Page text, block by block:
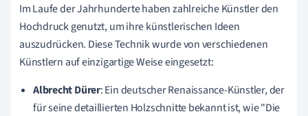
Im Laufe der Jahrhunderte haben zahlreiche Künstler den
Hochdruck genutzt, um ihre künstlerischen Ideen
auszudrücken. Diese Technik wurde von verschiedenen
Künstlern auf einzigartige Weise eingesetzt:
Albrecht Dürer: Ein deutscher Renaissance-Künstler, der
für seine detaillierten Holzschnitte bekannt ist, wie "Die